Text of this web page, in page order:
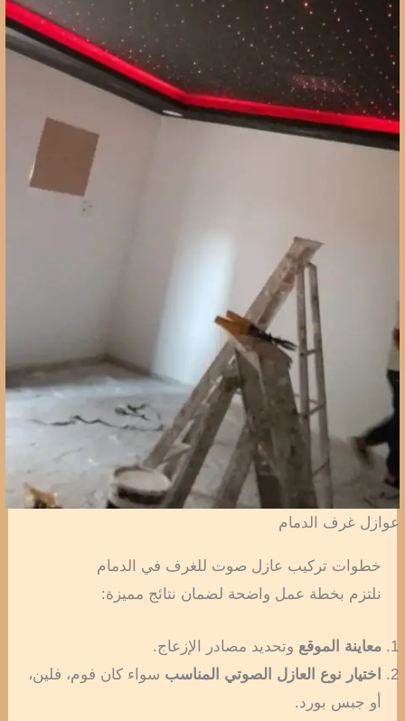
عوازل غرف الدمام
خطوات تركيب عازل صوت للغرف في الدمام
نلتزم بخطة عمل واضحة لضمان نتائج مميزة:
معاينة الموقع وتحديد مصادر الإزعاج.
اختيار نوع العازل الصوتي المناسب سواء كان فوم، فلين،
أو جبس بورد.